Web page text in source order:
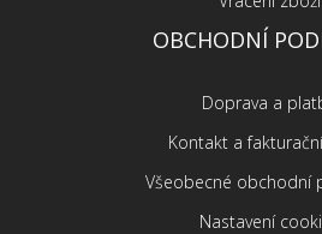
OBCHODNÍ
Doprava a
Kontakt a
Všeobecné obchodní
Nastavení